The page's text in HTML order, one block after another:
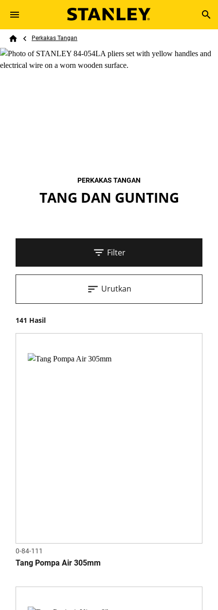
Skip to main content
Search
Breadcrumb
Perkakas Tangan
PERKAKAS TANGAN
TANG DAN GUNTING
Filter
141 Hasil
Urutkan
0-84-111
Tang Pompa Air 305mm